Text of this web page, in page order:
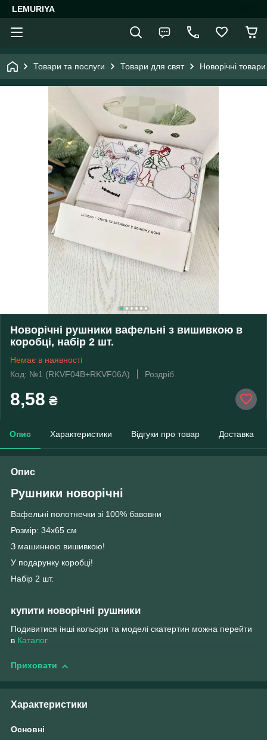
LEMURIYA
Товари та послуги Товари для свят Новорічні товари
Новорічні рушники вафельні з вишивкою в
коробці, набір 2 шт.
Немає в наявності
Код: №1 (RKVF04B+RKVF06A)
Роздріб
8,58 ₴
Опис Характеристики Відгуки про товар Доставка
Опис
Рушники новорічні
Вафельні полотнечки зі 100% бавовни
Розмір: 34х65 см
З машинною вишивкою!
У подарунку коробці!
Набір 2 шт.
купити новорічні рушники
Подивитися інші кольори та моделі скатертин можна перейти
в Каталог
Приховати
Характеристики
Основні